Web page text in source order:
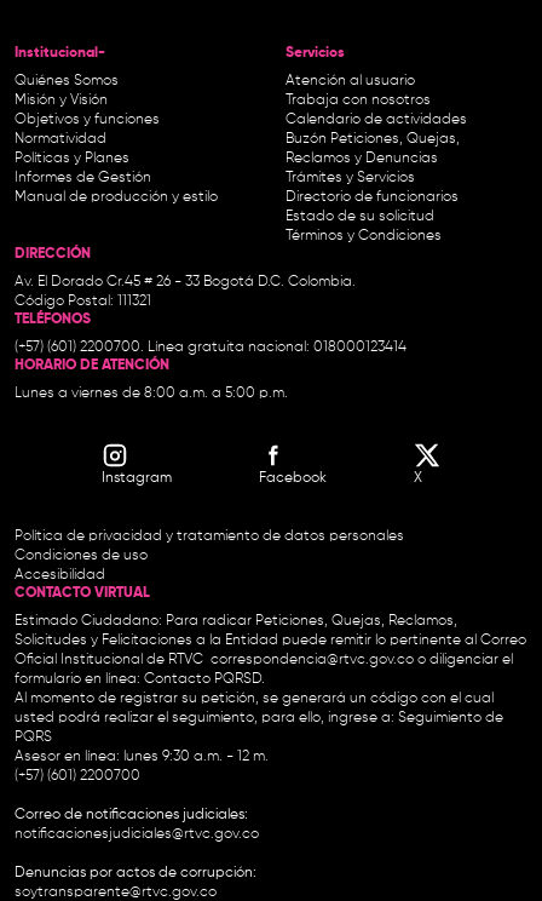
Institucional-
Quiénes Somos
Misión y Visión
Objetivos y funciones
Normatividad
Políticas y Planes
Informes de Gestión
Manual de producción y estilo
Servicios
Atención al usuario
Trabaja con nosotros
Calendario de actividades
Buzón Peticiones, Quejas,
Reclamos y Denuncias
Trámites y Servicios
Directorio de funcionarios
Estado de su solicitud
Términos y Condiciones
DIRECCIÓN
Av. El Dorado Cr.45 # 26 - 33 Bogotá D.C. Colombia.
Código Postal: 111321
TELÉFONOS
(+57) (601) 2200700. Línea gratuita nacional: 018000123414
HORARIO DE ATENCIÓN
Lunes a viernes de 8:00 a.m. a 5:00 p.m.
Instagram Facebook X
Política de privacidad y tratamiento de datos personales
Condiciones de uso
Accesibilidad
CONTACTO VIRTUAL
Estimado Ciudadano: Para radicar Peticiones, Quejas, Reclamos,
Solicitudes y Felicitaciones a la Entidad puede remitir lo pertinente al Correo
Oficial Institucional de RTVC correspondencia@rtvc.gov.co o diligenciar el
formulario en línea: Contacto PQRSD.
Al momento de registrar su petición, se generará un código con el cual
usted podrá realizar el seguimiento, para ello, ingrese a: Seguimiento de
PQRS
Asesor en línea: lunes 9:30 a.m. - 12 m.
(+57) (601) 2200700
Correo de notificaciones judiciales:
notificacionesjudiciales@rtvc.gov.co
Denuncias por actos de corrupción:
soytransparente@rtvc.gov.co